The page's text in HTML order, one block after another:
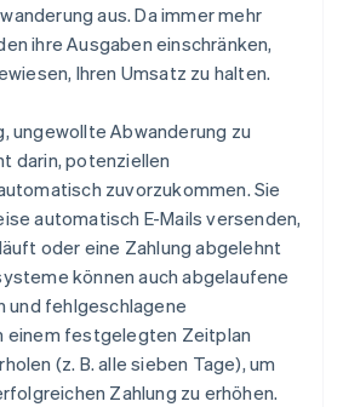
aus. Da immer mehr
ihre Ausgaben einschränken,
Ihren Umsatz zu halten.
ungewollte Abwanderung zu
darin, potenziellen
zuvorzukommen. Sie
automatisch E-Mails versenden,
oder eine Zahlung abgelehnt
können auch abgelaufene
und fehlgeschlagene
einem festgelegten Zeitplan
(z. B. alle sieben Tage), um
Zahlung zu erhöhen.